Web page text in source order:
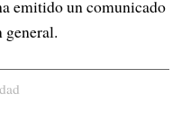
emitido un comunicado
general.